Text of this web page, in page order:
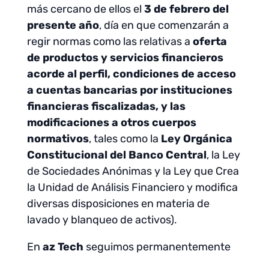
más cercano de ellos el 3 de febrero del
presente año, día en que comenzarán a
regir normas como las relativas a oferta
de productos y servicios financieros
acorde al perfil, condiciones de acceso
a cuentas bancarias por instituciones
financieras fiscalizadas, y las
modificaciones a otros cuerpos
normativos, tales como la Ley Orgánica
Constitucional del Banco Central, la Ley
de Sociedades Anónimas y la Ley que Crea
la Unidad de Análisis Financiero y modifica
diversas disposiciones en materia de
lavado y blanqueo de activos).
En az Tech seguimos permanentemente